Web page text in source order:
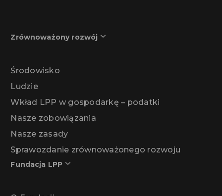
Zrównoważony rozwój
Środowisko
Ludzie
Wkład LPP w gospodarkę – podatki
Nasze zobowiązania
Nasze zasady
Sprawozdanie zrównoważonego rozwoju
Fundacja LPP